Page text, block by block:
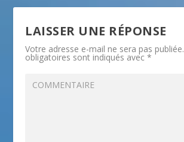
LAISSER UNE RÉPONSE
Votre adresse e-mail ne sera pas publiée.
obligatoires sont indiqués avec*